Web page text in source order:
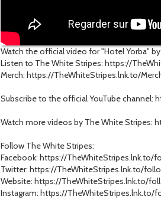
Watch the official video for "Hotel Yorba"
Listen to The White Stripes: https://
Merch: https://TheWhiteStripes.lnk.to/
Subscribe to the official YouTube channel:
Watch more videos by The White Stripes:
Follow The White Stripes:
Facebook: https://TheWhiteStripes.lnk.to/
Twitter: https://TheWhiteStripes.lnk.to/
Website: https://TheWhiteStripes.lnk.to/
Instagram: https://TheWhiteStripes.lnk.to/